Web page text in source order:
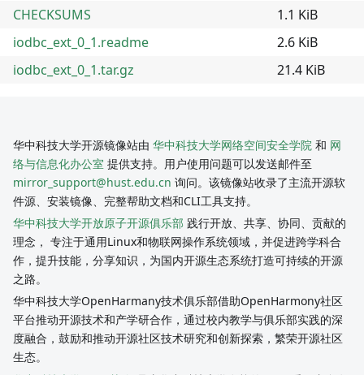
CHECKSUMS
1.1 KiB
iodbc_ext_0_1.readme
2.6 KiB
iodbc_ext_0_1.tar.gz
21.4 KiB
华中科技大学开源镜像站由 华中科技大学网络空间安全学院 和 网
络与信息化办公室 提供支持。用户使用问题可以发送邮件至
mirror_support@hust.edu.cn 询问。该镜像站收录了主流开源软
件源、安装镜像、完整帮助文档和CLI工具支持。
华中科技大学开放原子开源俱乐部 践行开放、共享、协同、贡献的
理念， 专注于通用Linux和物联网操作系统领域，并促进跨学科合
作，提升技能，分享知识，为国内开源生态系统打造可持续的开源
之路。
华中科技大学OpenHarmany技术俱乐部借助OpenHarmony社区
平台推动开源技术和产学研合作，通过校内教学与俱乐部实践的深
度融合，鼓励和推动开源社区技术研究和创新探索，繁荣开源社区
生态。